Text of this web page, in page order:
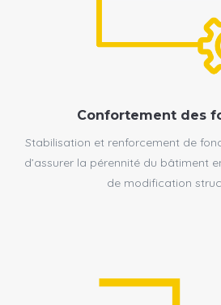
Confortement des
Stabilisation et renforcement de
d’assurer la pérennité du bâtiment
de modification